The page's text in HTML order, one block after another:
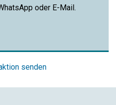
oder E-Mail.
senden